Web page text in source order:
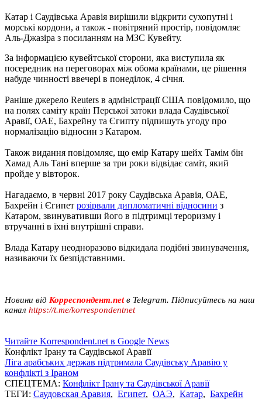
Катар і Саудівська Аравія вирішили відкрити сухопутні і
морські кордони, а також - повітряний простір, повідомляє
Аль-Джазіра з посиланням на МЗС Кувейту.
За інформацією кувейтської сторони, яка виступила як
посередник на переговорах між обома країнами, це рішення
набуде чинності ввечері в понеділок, 4 січня.
Раніше джерело Reuters в адміністрації США повідомило, що
на полях саміту країн Перської затоки влада Саудівської
Аравії, ОАЕ, Бахрейну та Єгипту підпишуть угоду про
нормалізацію відносин з Катаром.
Також видання повідомляє, що емір Катару шейх Тамім бін
Хамад Аль Тані вперше за три роки відвідає саміт, який
пройде у вівторок.
Нагадаємо, в червні 2017 року Саудівська Аравія, ОАЕ,
Бахрейн і Єгипет розірвали дипломатичні відносини з
Катаром, звинувативши його в підтримці тероризму і
втручанні в їхні внутрішні справи.
Влада Катару неодноразово відкидала подібні звинувачення,
називаючи їх безпідставними.
Новини від Корреспондент.netв Telegram. Підписуйтесь на наш
канал https://t.me/korrespondentnet
Читайте Korrespondent.net в Google News
Конфлікт Ірану та Саудівської Аравії
Ліга арабських держав підтримала Саудівську Аравію у
конфлікті з Іраном
СПЕЦТЕМА: Конфлікт Ірану та Саудівської Аравії
ТЕГИ: Саудовская Аравия, Египет, ОАЭ, Катар, Бахрейн